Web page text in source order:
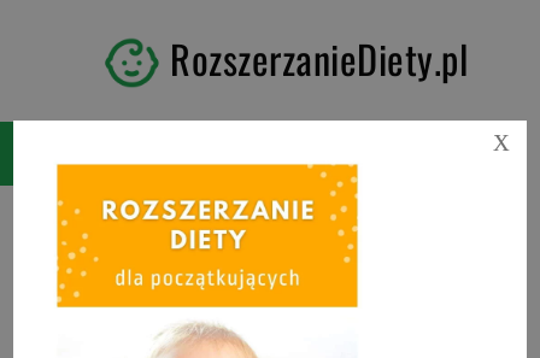
RozszerzanieDiety.pl
Tag:kasza jaglana dla
dzieci
X